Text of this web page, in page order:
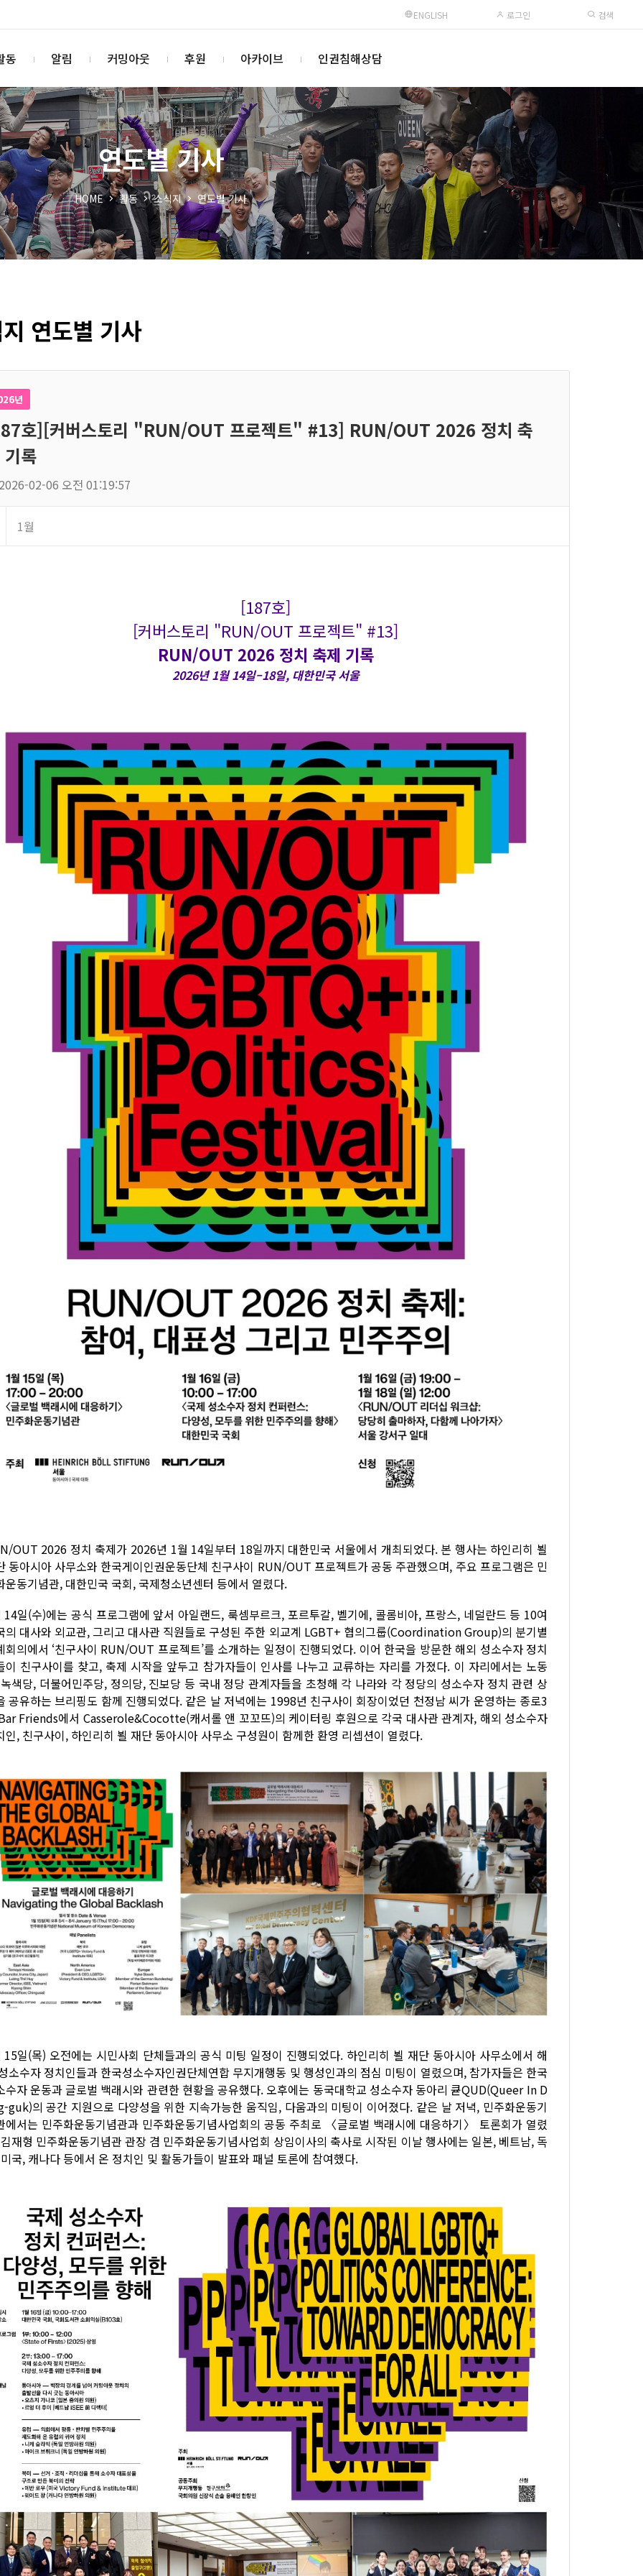
ENGLISH 로그인 검색
동 알림 커밍아웃 후원 아카이브 인권침해상담
연도별 기사
HOME 활동 소식지 연도별 기사
연도별 기사
년
호][커버스토리 "RUN/OUT 프로젝트" #13] RUN/OUT 2026 정치 축
록
2026-02-06 오전 01:19:57
1월
[187호]
[커버스토리 "RUN/OUT 프로젝트" #13]
RUN/OUT 2026 정치 축제 기록
2026년 1월 14일–18일, 대한민국 서울
OUT 2026 정치 축제가 2026년 1월 14일부터 18일까지 대한민국 서울에서 개최되었다. 본 행사는 하인리히 뵐
동아시아 사무소와 한국게이인권운동단체 친구사이 RUN/OUT 프로젝트가 공동 주관했으며, 주요 프로그램은 민
운동기념관, 대한민국 국회, 국제청소년센터 등에서 열렸다.
14일(수)에는 공식 프로그램에 앞서 아일랜드, 룩셈부르크, 포르투갈, 벨기에, 콜롬비아, 프랑스, 네덜란드 등 10여
의 대사와 외교관, 그리고 대사관 직원들로 구성된 주한 외교계 LGBT+ 협의그룹(Coordination Group)의 분기별
회의에서 ‘친구사이 RUN/OUT 프로젝트’를 소개하는 일정이 진행되었다. 이어 한국을 방문한 해외 성소수자 정치
이 친구사이를 찾고, 축제 시작을 앞두고 참가자들이 인사를 나누고 교류하는 자리를 가졌다. 이 자리에서는 노동
색당, 더불어민주당, 정의당, 진보당 등 국내 정당 관계자들을 초청해 각 나라와 각 정당의 성소수자 정치 관련 상
공유하는 브리핑도 함께 진행되었다. 같은 날 저녁에는 1998년 친구사이 회장이었던 천정남 씨가 운영하는 종로3
Friends에서 Casserole&Cocotte(캐서롤 앤 꼬꼬뜨)의 케이터링 후원으로 각국 대사관 관계자, 해외 성소수자
인, 친구사이, 하인리히 뵐 재단 동아시아 사무소 구성원이 함께한 환영 리셉션이 열렸다.
15일(목) 오전에는 시민사회 단체들과의 공식 미팅 일정이 진행되었다. 하인리히 뵐 재단 동아시아 사무소에서 해
소수자 정치인들과 한국성소수자인권단체연합 무지개행동 및 행성인과의 점심 미팅이 열렸으며, 참가자들은 한국
수자 운동과 글로벌 백래시와 관련한 현황을 공유했다. 오후에는 동국대학교 성소수자 동아리 큗QUD(Queer In D
guk)의 공간 지원으로 다양성을 위한 지속가능한 움직임, 다움과의 미팅이 이어졌다. 같은 날 저녁, 민주화운동기
에서는 민주화운동기념관과 민주화운동기념사업회의 공동 주최로 〈글로벌 백래시에 대응하기〉 토론회가 열렸
재형 민주화운동기념관 관장 겸 민주화운동기념사업회 상임이사의 축사로 시작된 이날 행사에는 일본, 베트남, 독
국, 캐나다 등에서 온 정치인 및 활동가들이 발표와 패널 토론에 참여했다.